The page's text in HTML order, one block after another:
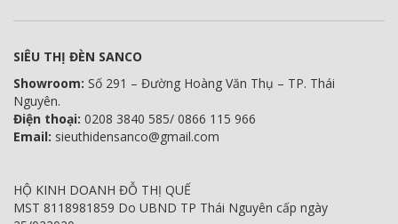
SIÊU THỊ ĐÈN SANCO
Showroom: Số 291 – Đường Hoàng Văn Thụ – TP. Thái
Nguyên.
Điện thoại: 0208 3840 585/ 0866 115 966
Email: sieuthidensanco@gmail.com
HỘ KINH DOANH ĐỖ THỊ QUẾ
MST 8118981859 Do UBND TP Thái Nguyên cấp ngày